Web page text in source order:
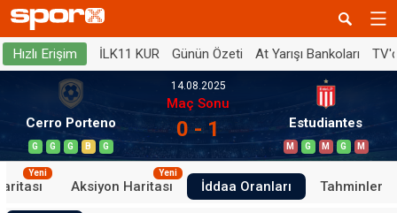
Hızlı Erişim İLK11 KUR Günün Özeti At Yarışı Bankoları
Cerro Porteno
G G G B G
14.08.2025
Maç Sonu
0 - 1 Estudiantes
M G M G M
Yeni
Aksiyon Haritası
Yeni
İddaa Oranları Tahminler